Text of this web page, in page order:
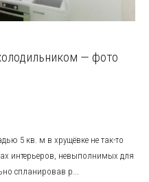
— фото
5 кв. м в хрущёвке не так-то
интерьеров, невыполнимых для
спланировав р...